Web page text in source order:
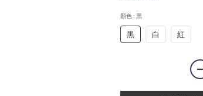
顏色 : 黑
黑 白 紅